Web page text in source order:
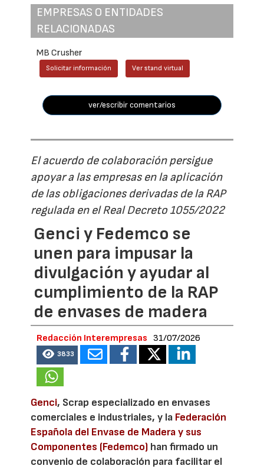
EMPRESAS O ENTIDADES
RELACIONADAS
MB Crusher
Solicitar información Ver stand virtual
ver/escribir comentarios
El acuerdo de colaboración persigue
apoyar a las empresas en la aplicación
de las obligaciones derivadas de la RAP
regulada en el Real Decreto 1055/2022
Genci y Fedemco se
unen para impusar la
divulgación y ayudar al
cumplimiento de la RAP
de envases de madera
Redacción Interempresas 31/07/2026
3833
Genci, Scrap especializado en envases
comerciales e industriales, y la Federación
Española del Envase de Madera y sus
Componentes (Fedemco) han firmado un
convenio de colaboración para facilitar el